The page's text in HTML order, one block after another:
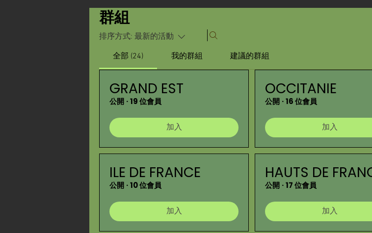
群組
排序方式: 最新的活動
全部 (24) 我的群組 建議的群組
GRAND EST
公開 ·19 位會員
加入
OCCITANIE
公開 · 16 位會員
加入
ILE DE FRANCE
公開 ·10 位會員
加入
HAUTS DE
公開 · 17 位會員
加入